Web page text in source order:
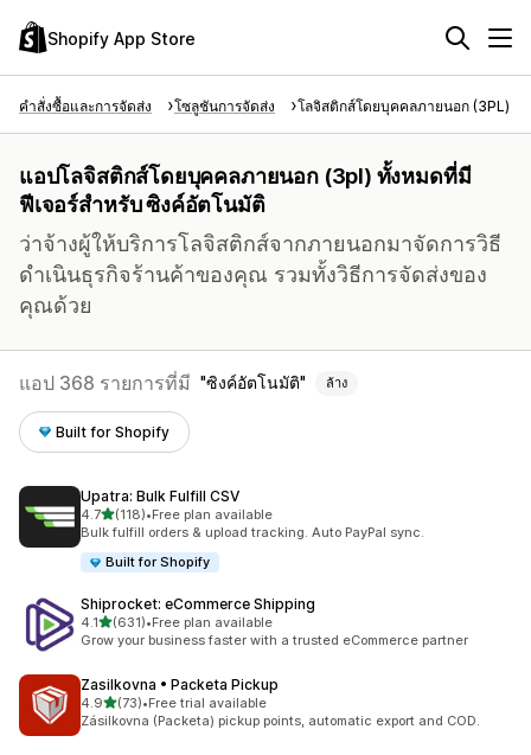
Shopify App Store
คำสั่งซื้อและการจัดส่ง โซลูชันการจัดส่ง โลจิสติกส์โดยบุคคลภายนอก (3PL)
แอปโลจิสติกส์โดยบุคคลภายนอก (3pl) ทั้งหมดที่มี
ฟีเจอร์สำหรับ ซิงค์อัตโนมัติ
ว่าจ้างผู้ให้บริการโลจิสติกส์จากภายนอกมาจัดการวิธี
ดำเนินธุรกิจร้านค้าของคุณ รวมทั้งวิธีการจัดส่งของ
คุณด้วย
แอป 368 รายการที่มี ซิงค์อัตโนมัติ ล้าง
Built for Shopify
Upatra: Bulk Fulfill CSV
4.7เต็ม 5 ดาว
(118)
ทั้งหมด 118 รีวิว
•Free plan available
Bulk fulfill orders & upload tracking. Auto PayPal sync.
Built for Shopify
Shiprocket: eCommerce Shipping
4.1เต็ม 5 ดาว
(631)
ทั้งหมด 631 รีวิว
•Free plan available
Grow your business faster with a trusted eCommerce partner
Zasilkovna • Packeta Pickup
4.9เต็ม 5 ดาว
(73)
ทั้งหมด 73 รีวิว
•Free trial available
Zásilkovna (Packeta) pickup points, automatic export and COD.